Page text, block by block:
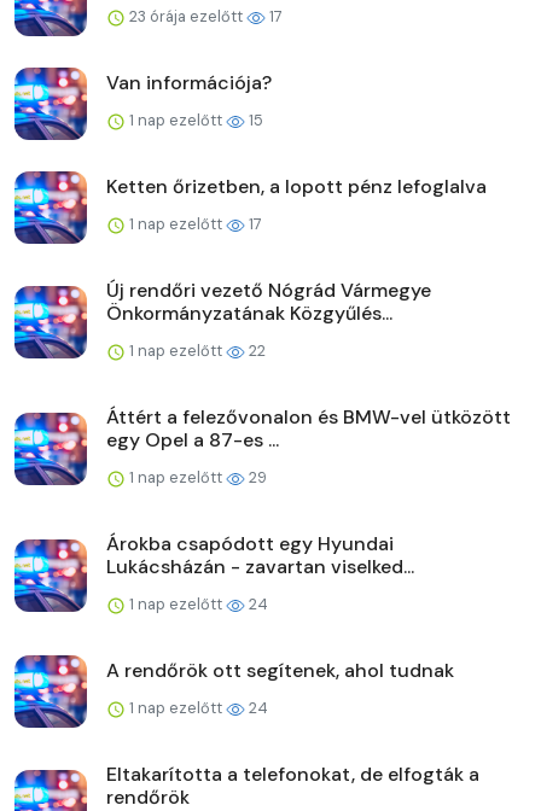
23 órája ezelőtt 17
Van információja?
1 nap ezelőtt 15
Ketten őrizetben, a lopott pénz lefoglalva
1 nap ezelőtt 17
Új rendőri vezető Nógrád Vármegye
Önkormányzatának Közgyűlés...
1 nap ezelőtt 22
Áttért a felezővonalon és BMW-vel ütközött
egy Opel a 87-es ...
1 nap ezelőtt 29
Árokba csapódott egy Hyundai
Lukácsházán - zavartan viselked...
1 nap ezelőtt 24
A rendőrök ott segítenek, ahol tudnak
1 nap ezelőtt 24
Eltakarította a telefonokat, de elfogták a
rendőrök